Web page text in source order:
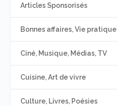
Articles Sponsorisés
Bonnes affaires, Vie pratique
Ciné, Musique, Médias, TV
Cuisine, Art de vivre
Culture, Livres, Poésies